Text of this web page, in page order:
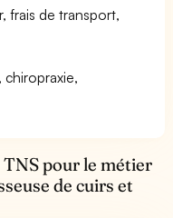
frais de transport,
chiropraxie,
TNS pour le métier
de cuirs et